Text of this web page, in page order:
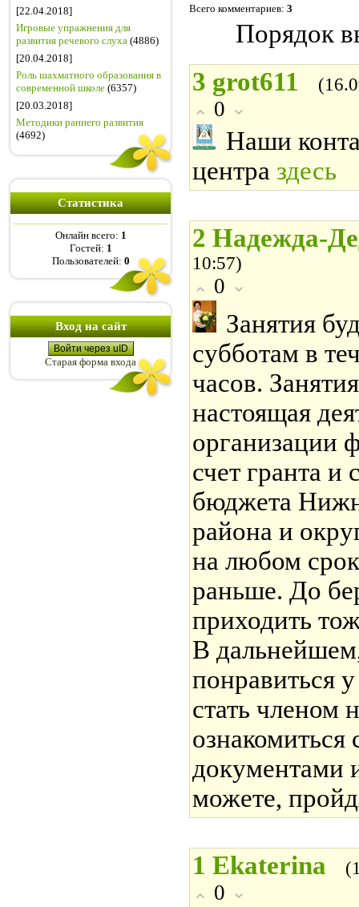
[22.04.2018]
Игровые упражнения для
развития речевого слуха (4886)
[20.04.2018]
Роль шахматного образования в
современной школе (6357)
[20.03.2018]
Методики раннего развития
(4692)
Статистика
Онлайн всего: 1
Гостей: 1
Пользователей: 0
Вход на сайт
Войти через uID
Старая форма входа
Всего комментариев: 3
Порядок
3 grot611
0
Наши
центра здесь
2 Надежда-
10:57)
0
Занятия
субботам в
часов.
настоящая
организации
счет гранта и
бюджета
района и
на любом
раньше. До
приходить
В
понравиться
стать членом
документами
можете,
1 Ekaterina
0